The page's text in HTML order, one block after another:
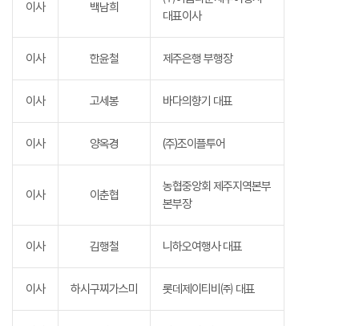
이사 백남희
대표이사
이사 한윤철 제주은행 부행장
이사 고세봉 바다의향기 대표
이사 양옥경 (주)조이플투어
이사 이춘협
농협중앙회 제주지역본부
본부장
이사 김행철 니하오여행사 대표
이사 하시구찌가스미 롯데제이티비㈜ 대표